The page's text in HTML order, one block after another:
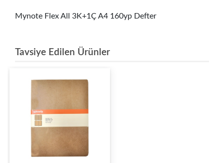
Mynote Flex All 3K+1Ç A4 160yp Defter
Tavsiye Edilen Ürünler